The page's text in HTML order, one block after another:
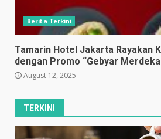
Berita Terkini
Tamarin Hotel Jakarta Rayakan
dengan Promo “Gebyar
August 12, 2025
TERKINI